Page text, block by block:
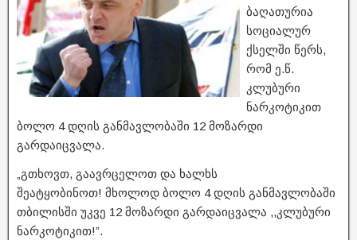
ბაღათურია
სოციალურ
ქსელში წერს,
რომ ე.წ.
კლუბური
ნარკოტიკით
ბოლო 4 დღის განმავლობაში 12 მოზარდი
გარდაიცვალა.
„გთხოვთ, გაავრცელოთ და ხალხს
შეატყობინოთ! მხოლოდ ბოლო 4 დღის განმავლობაში
თბილისში უკვე 12 მოზარდი გარდაიცვალა ,,კლუბური
ნარკოტიკით!”.